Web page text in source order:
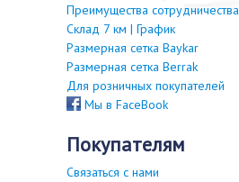
Преимущества сотрудничества
Склад 7 км | График
Размерная сетка Baykar
Размерная сетка Berrak
Для розничных покупателей
Мы в FaceBook
покупателям
Связаться с нами